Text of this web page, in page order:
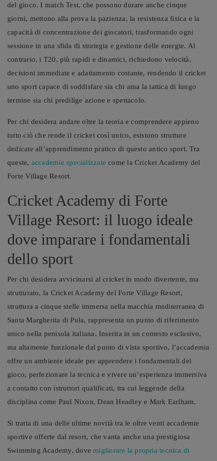
del gioco. I match Test, che possono durare anche cinque
giorni, mettono alla prova la pazienza, la resistenza fisica e la
capacità di concentrazione dei giocatori, trasformando ogni
sessione in una sfida di strategia e gestione delle energie. Al
contrario, i T20, più rapidi e dinamici, richiedono velocità,
decisioni immediate e adattamento costante, rendendo il cricket
uno sport capace di soddisfare sia chi ama la tattica di lungo
termine sia chi predilige azione e spettacolo.
Per chi desidera andare oltre la teoria e comprendere appieno
tutto ciò che rende il cricket così unico, esistono strutture
dedicate all’apprendimento pratico di questo antico sport. Tra
queste, accademie specializzate come la Cricket Academy del
Forte Village Resort.
Cricket Academy di Forte
Village Resort: il luogo ideale
dove imparare i fondamentali
dello sport
Per chi desidera avvicinarsi al cricket in modo divertente, ma
strutturato, la Cricket Academy del Forte Village Resort,
struttura a cinque stelle immersa nella macchia mediterranea di
Santa Margherita di Pula, rappresenta un punto di riferimento
unico nella penisola italiana. Inserita in un contesto esclusivo,
ma altamente funzionale dal punto di vista sportivo, l’accademia
offre un ambiente ideale per apprendere i fondamentali del
gioco, perfezionare la tecnica e vivere un’esperienza immersiva
a contatto con istruttori qualificati, tra cui leggende della
disciplina come Paul Nixon, Dean Headley e Mark Earlham.
Si tratta di una delle ultime novità tra le oltre venti accademie
sportive offerte dal resort, che vanta anche una prestigiosa
Swimming Academy, dovemigliorare la propria tecnica di